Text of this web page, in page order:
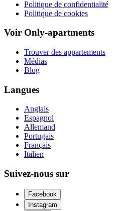
Politique de confidentialité
Politique de cookies
Voir Only-apartments
Trouver des appartements
Médias
Blog
Langues
Anglais
Espagnol
Allemand
Portugais
Français
Italien
Suivez-nous sur
Facebook
Instagram